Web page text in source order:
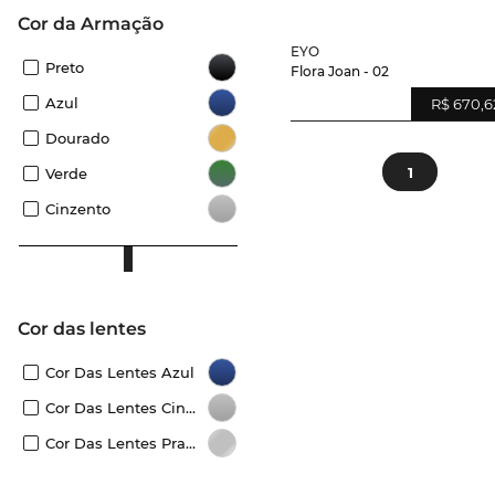
Cor da Armação
Preto
Azul
Dourado
Verde
Cinzento
Cor das lentes
Cor Das Lentes Azul
Cor Das Lentes Cinzento
Cor Das Lentes Prateado
EYO
Flora Joan - 02
R$
1